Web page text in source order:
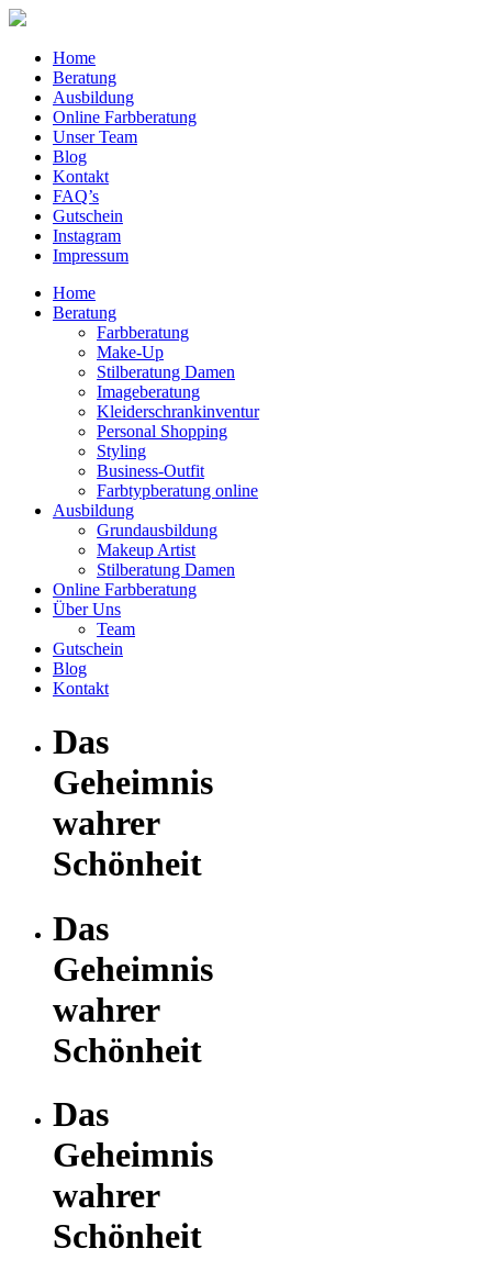
Home
Beratung
Ausbildung
Online Farbberatung
Unser Team
Blog
Kontakt
FAQ’s
Gutschein
Instagram
Impressum
Home
Beratung
Farbberatung
Make-Up
Stilberatung Damen
Imageberatung
Kleiderschrankinventur
Personal Shopping
Styling
Business-Outfit
Farbtypberatung online
Ausbildung
Grundausbildung
Makeup Artist
Stilberatung Damen
Online Farbberatung
Über Uns
Team
Gutschein
Blog
Kontakt
Das
Geheimnis
wahrer
Schönheit
Das
Geheimnis
wahrer
Schönheit
Das
Geheimnis
wahrer
Schönheit